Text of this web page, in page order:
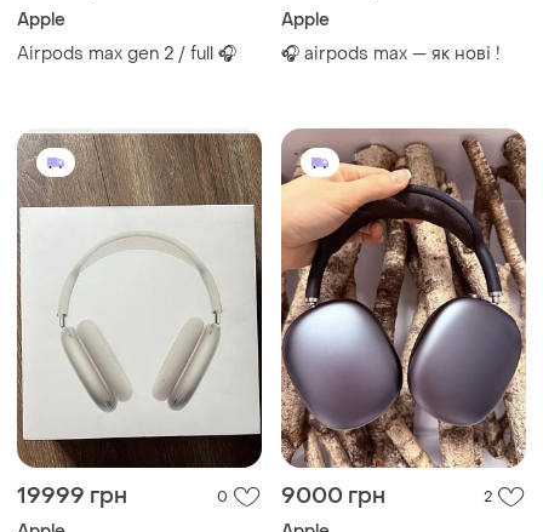
Apple
Airpods max gen 2 / full 🎧
Apple
🎧 airpods max — як нові !
19999 грн 0 9000 грн 2